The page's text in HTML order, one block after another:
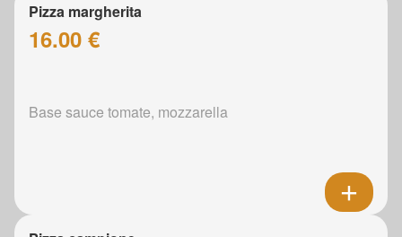
Pizza margherita
16.00 €
Base sauce tomate, mozzarella